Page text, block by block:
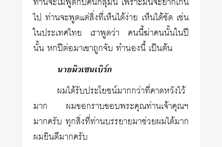
ไป ท่านจะพูดแต่สิ่งที่เห็นได้ง่าย เห็นได้ชัด เช่น
ในประเทศไทย เราพูดว่า คนนี้ฆ่าคนนั้นในปี
นั้น หกปีต่อมาเขาถูกจับ ทำนองนี้ เป็นต้น
นายมิวเซนเบิร์ก
ผมได้รับประโยชน์มากกว่าที่คาดหวังไว้
มาก ผมขอกราบขอบพระคุณท่านเจ้าคุณฯ
มากครับ ทุกสิ่งที่ท่านบรรยายมาช่วยผมได้มาก
ผมยินดีมากครับ